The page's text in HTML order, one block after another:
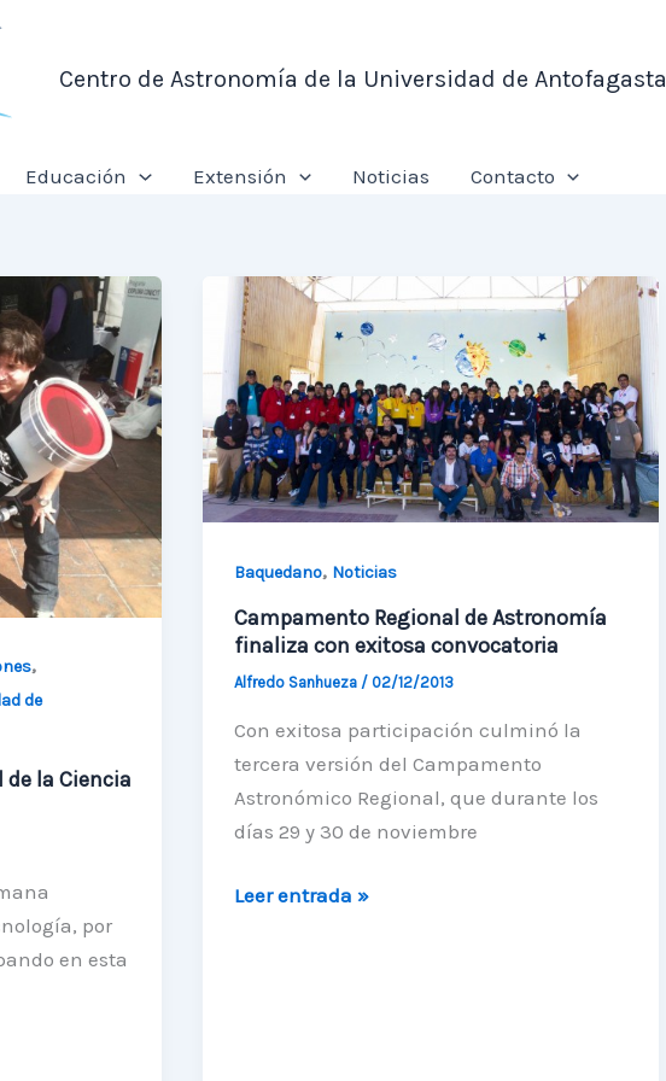
Centro de Astronomía de la Universidad de Antofagasta
Educación Extensión Noticias Contacto
,
de
la Ciencia
por
en esta
Baquedano, Noticias
Campamento Regional de Astronomía
finaliza con exitosa convocatoria
Alfredo Sanhueza / 02/12/2013
Con exitosa participación culminó la
tercera versión del Campamento
Astronómico Regional, que durante los
días 29 y 30 de noviembre
Campamento
Leer entrada »